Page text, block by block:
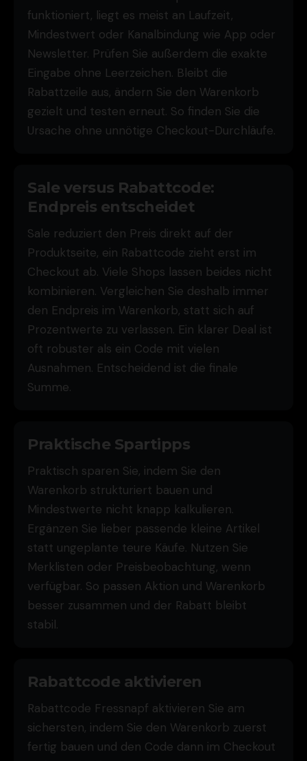
funktioniert, liegt es meist an Laufzeit,
Mindestwert oder Kanalbindung wie App oder
Newsletter. Prüfen Sie außerdem die exakte
Eingabe ohne Leerzeichen. Bleibt die
Rabattzeile aus, ändern Sie den Warenkorb
gezielt und testen erneut. So finden Sie die
Ursache ohne unnötige Checkout-Durchläufe.
Sale versus Rabattcode:
Endpreis entscheidet
Sale reduziert den Preis direkt auf der
Produktseite, ein Rabattcode zieht erst im
Checkout ab. Viele Shops lassen beides nicht
kombinieren. Vergleichen Sie deshalb immer
den Endpreis im Warenkorb, statt sich auf
Prozentwerte zu verlassen. Ein klarer Deal ist
oft robuster als ein Code mit vielen
Ausnahmen. Entscheidend ist die finale
Summe.
Praktische Spartipps
Praktisch sparen Sie, indem Sie den
Warenkorb strukturiert bauen und
Mindestwerte nicht knapp kalkulieren.
Ergänzen Sie lieber passende kleine Artikel
statt ungeplante teure Käufe. Nutzen Sie
Merklisten oder Preisbeobachtung, wenn
verfügbar. So passen Aktion und Warenkorb
besser zusammen und der Rabatt bleibt
stabil.
Rabattcode aktivieren
Rabattcode Fressnapf aktivieren Sie am
sichersten, indem Sie den Warenkorb zuerst
fertig bauen und den Code dann im Checkout